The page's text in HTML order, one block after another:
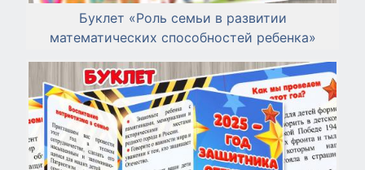
Буклет «Роль семьи в развитии
математических способностей ребенка»